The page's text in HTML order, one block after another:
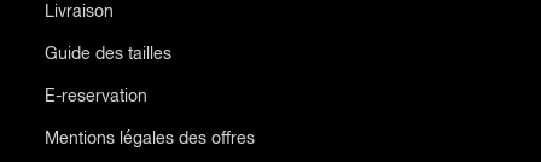
Livraison
Guide des tailles
E-reservation
Mentions légales des offres